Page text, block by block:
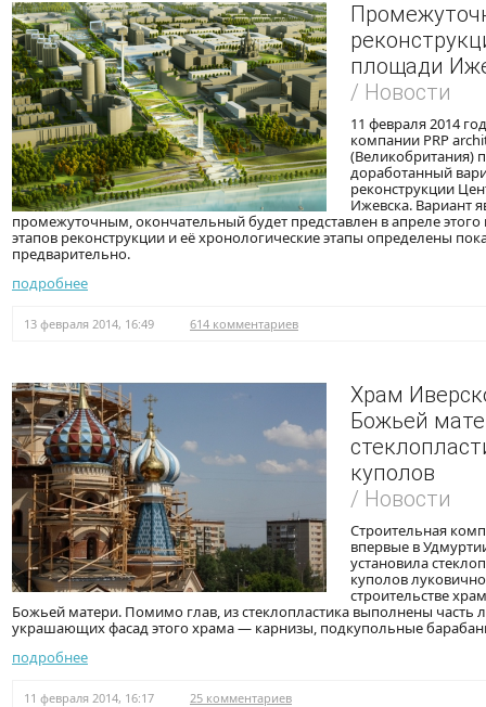
площади
/ Новости
11 февраля 2014
компании PRP
(Великобритания)
доработанный
реконструкции
Ижевска. Вариант
промежуточным, окончательный будет представлен в апреле этого
этапов реконструкции и её хронологические этапы определены
предварительно.
подробнее
13 февраля 2014, 16:49 614 комментариев
Храм
Божьей
куполов
/ Новости
Строительная
впервые в
установила
куполов
строительстве
Божьей матери. Помимо глав, из стеклопластика выполнены часть
украшающих фасад этого храма — карнизы, подкупольные
подробнее
11 февраля 2014, 16:17 25 комментариев